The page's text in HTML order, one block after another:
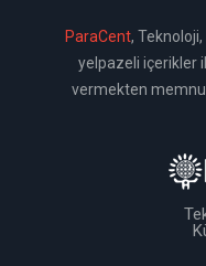
ParaCent,
yelpazeli içerikler
vermekten